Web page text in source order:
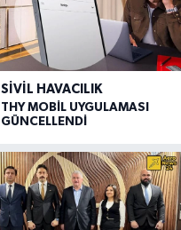
SIVIL HAVACILIK
THY MOBİL UYGULAMASI
GÜNCELLENDİ